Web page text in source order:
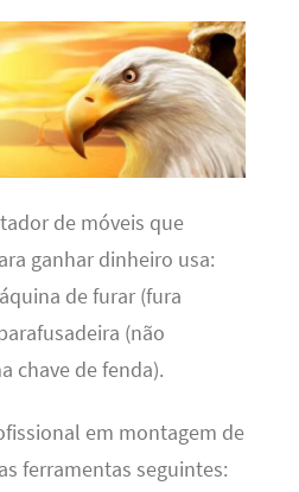
de móveis que
ganhar dinheiro usa:
de furar (fura
(não
chave de fenda).
em montagem de
ferramentas seguintes: